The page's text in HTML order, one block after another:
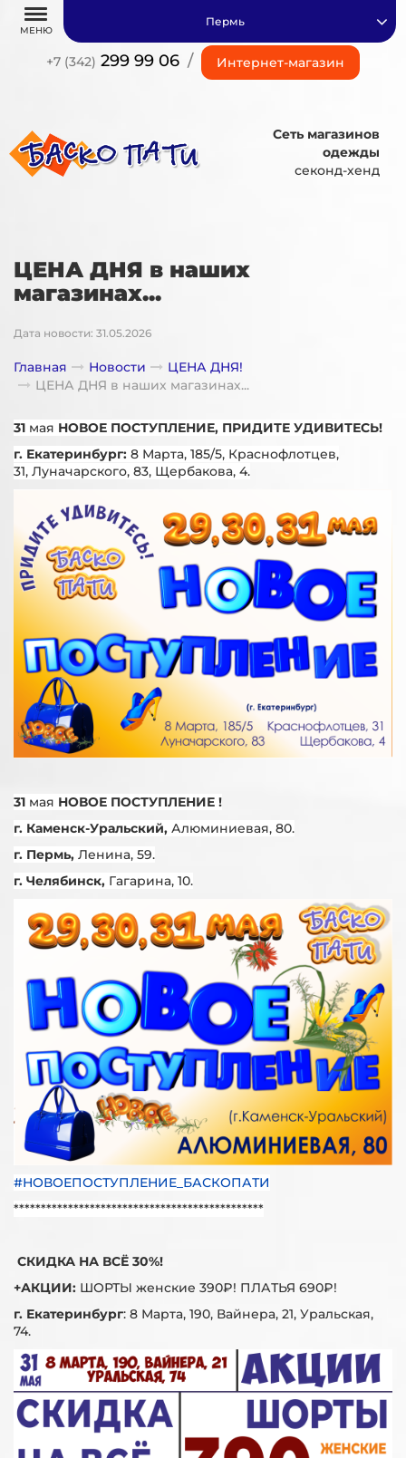
МЕНЮ
+7 (342) 299 99 06 / Интернет-магазин
Пермь
Сеть магазинов
одежды
секонд-хенд
ЦЕНА ДНЯ в наших
магазинах...
Дата новости: 31.05.2026
Главная Новости
ЦЕНА ДНЯ!
ЦЕНА ДНЯ в наших магазинах...
31 мая НОВОЕ ПОСТУПЛЕНИЕ, ПРИДИТЕ УДИВИТЕСЬ!
г. Екатеринбург: 8 Марта, 185/5, Краснофлотцев,
31, Луначарского, 83, Щербакова, 4.
31 мая НОВОЕ ПОСТУПЛЕНИЕ !
г. Каменск-Уральский, Алюминиевая, 80.
г. Пермь, Ленина, 59.
г. Челябинск, Гагарина, 10.
#НОВОЕПОСТУПЛЕНИЕ_БАСКОПАТИ
**********************************************
СКИДКА НА ВСЁ 30%!
+АКЦИИ: ШОРТЫ женские 390₽! ПЛАТЬЯ 690₽!
г. Екатеринбург: 8 Марта, 190, Вайнера, 21, Уральская,
74.